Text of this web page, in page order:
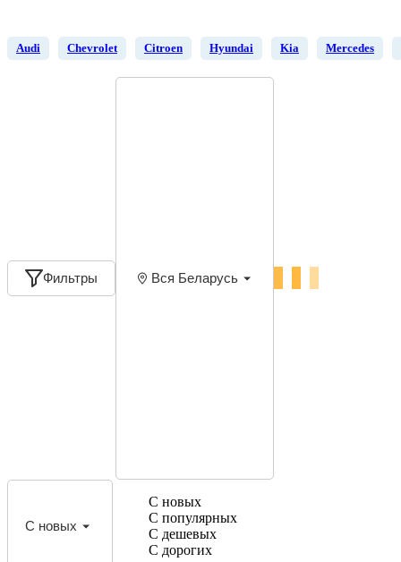
Audi Chevrolet Citroen Hyundai Kia Mercedes
Фильтры Вся Беларусь
С новых
С новых
С популярных
С дешевых
С дорогих